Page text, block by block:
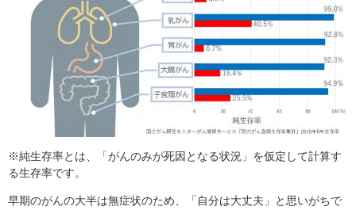
※純生存率とは、「がんのみが死因となる状況」を仮定して計算す
る生存率です。
早期のがんの大半は無症状のため、「自分は大丈夫」と思いがちで